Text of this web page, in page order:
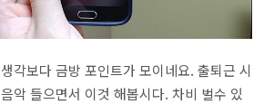
각보다 금방 포인트가 모이네요. 출퇴근 시
악 들으면서 이것 해봅시다. 차비 벌수 있